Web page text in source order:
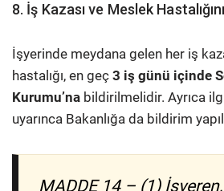
8. İş Kazası ve Meslek
İşyerinde meydana gelen her iş
hastalığı, en geç 3 iş günü içinde
Kurumu’na bildirilmelidir. Ayrıca
uyarınca Bakanlığa da bildirim
MADDE 14 – (1)